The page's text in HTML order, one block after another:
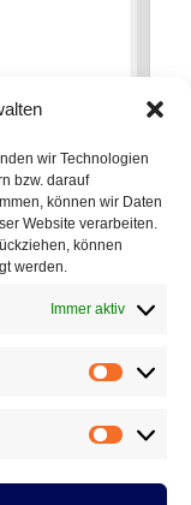
wir Technologien
bzw. darauf
können wir Daten
Website verarbeiten.
können
werden.
Immer aktiv
Marketing